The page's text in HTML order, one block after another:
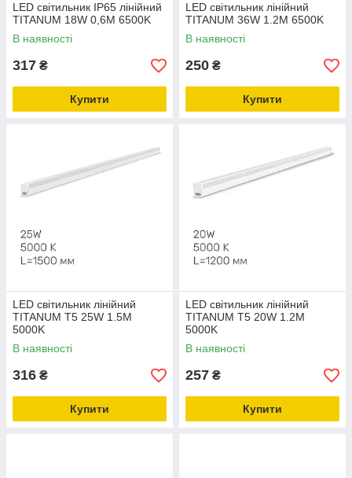
LED світильник IP65 лінійний
TITANUM 18W 0,6М 6500K
В наявності
317 ₴
Купити
LED світильник лінійний
TITANUM 36W 1.2М 6500K
В наявності
250 ₴
Купити
LED світильник лінійний
TITANUM T5 25W 1.5М
5000K
В наявності
316 ₴
Купити
LED світильник лінійний
TITANUM T5 20W 1.2М
5000K
В наявності
257 ₴
Купити